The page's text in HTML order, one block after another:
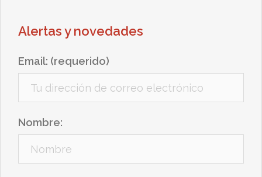
Alertas y novedades
Email: (requerido)
Nombre: